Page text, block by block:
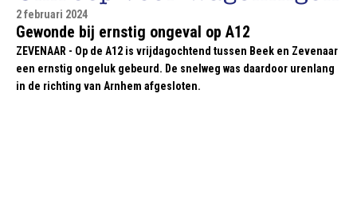
2 februari 2024
Gewonde bij ernstig ongeval op A12
ZEVENAAR - Op de A12 is vrijdagochtend tussen Beek en Zevenaar
een ernstig ongeluk gebeurd. De snelweg was daardoor urenlang
in de richting van Arnhem afgesloten.